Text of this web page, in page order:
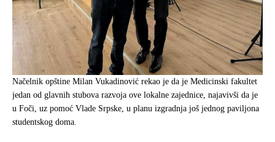
Načelnik opštine Milan Vukadinović rekao je da je Medicinski fakultet
jedan od glavnih stubova razvoja ove lokalne zajednice, najavivši da je
u Foči, uz pomoć Vlade Srpske, u planu izgradnja još jednog paviljona
studentskog doma.